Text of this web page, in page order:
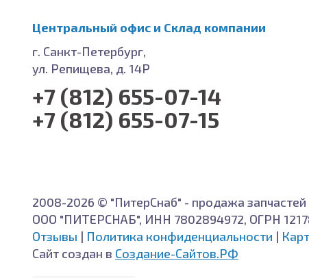
Центральный офис и Cклад компании
г. Санкт-Петербург,
ул. Репищева, д. 14Р
+7 (812) 655-07-14
+7 (812) 655-07-15
2008-2026 © "ПитерСнаб" - продажа
ООО "ПИТЕРСНАБ", ИНН 7802894972, ОГРН
Отзывы | Политика конфиденциальности |
Сайт создан в Создание-Сайтов.РФ